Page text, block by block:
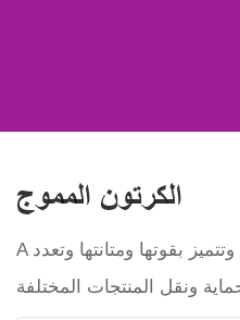
الكرتون المموج
A وتتميز بقوتها ومتانتها وتعدد